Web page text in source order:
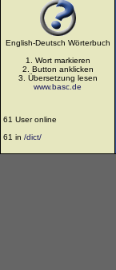
English-Deutsch Wörterbuch
1. Wort markieren
2. Button anklicken
3. Übersetzung lesen
www.basc.de
61 User online
61 in /dict/